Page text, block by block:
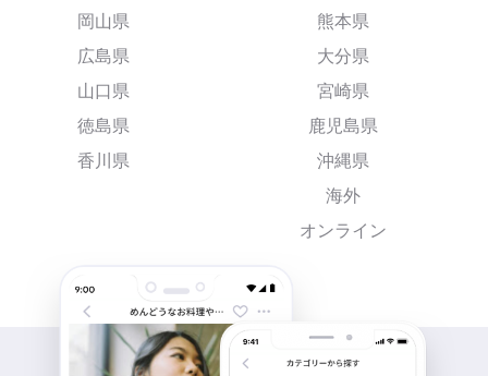
岡山県
広島県
山口県
徳島県
香川県
熊本県
大分県
宮崎県
鹿児島県
沖縄県
海外
オンライン